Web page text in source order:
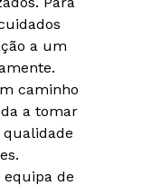
a um
caminho
a tomar
de